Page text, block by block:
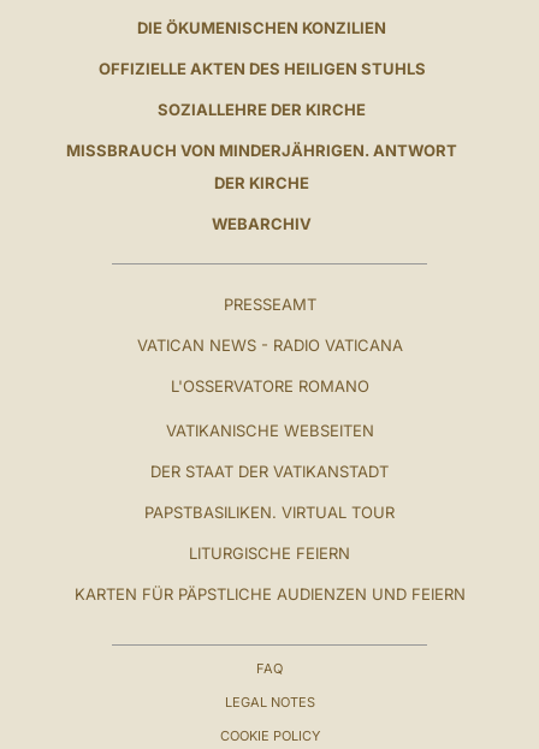
DIE ÖKUMENISCHEN KONZILIEN
OFFIZIELLE AKTEN DES HEILIGEN STUHLS
SOZIALLEHRE DER KIRCHE
MISSBRAUCH VON MINDERJÄHRIGEN. ANTWORT
DER KIRCHE
WEBARCHIV
PRESSEAMT
VATICAN NEWS - RADIO VATICANA
L'OSSERVATORE ROMANO
VATIKANISCHE WEBSEITEN
DER STAAT DER VATIKANSTADT
PAPSTBASILIKEN. VIRTUAL TOUR
LITURGISCHE FEIERN
KARTEN FÜR PÄPSTLICHE AUDIENZEN UND FEIERN
FAQ
LEGAL NOTES
COOKIE POLICY